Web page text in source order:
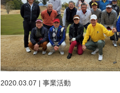
2020.03.07 事業活動